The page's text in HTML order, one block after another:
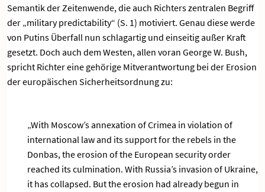
Semantik der Zeitenwende, die auch Richters zentralen Begriff
der „military predictability“ (S. 1) motiviert. Genau diese werde
von Putins Überfall nun schlagartig und einseitig außer Kraft
gesetzt. Doch auch dem Westen, allen voran George W. Bush,
spricht Richter eine gehörige Mitverantwortung bei der Erosion
der europäischen Sicherheitsordnung zu:
„With Moscow’s annexation of Crimea in violation of
international law and its support for the rebels in the
Donbas, the erosion of the European security order
reached its culmination. With Russia’s invasion of Ukraine,
it has collapsed. But the erosion had already begun in